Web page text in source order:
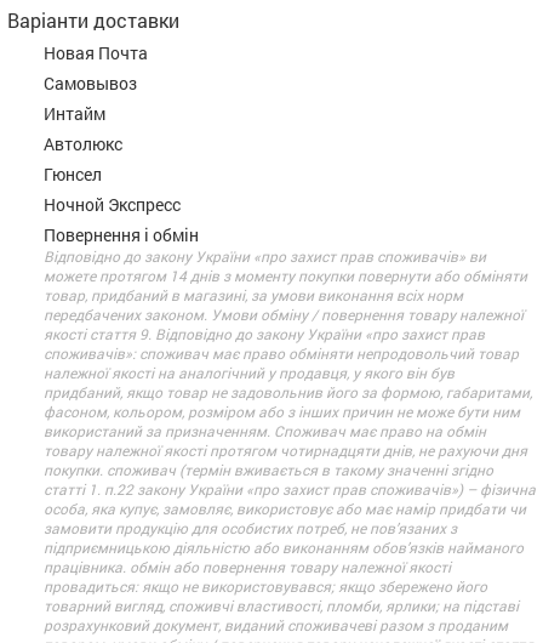
Варіанти доставки
Новая Почта
Самовывоз
Интайм
Автолюкс
Гюнсел
Ночной Экспресс
Повернення і обмін
Відповідно до закону України «про захист прав споживачів» ви
можете протягом 14 днів з моменту покупки повернути або обміняти
товар, придбаний в магазині, за умови виконання всіх норм
передбачених законом. Умови обміну / повернення товару належної
якості стаття 9. Відповідно до закону України «про захист прав
споживачів»: споживач має право обміняти непродовольчий товар
належної якості на аналогічний у продавця, у якого він був
придбаний, якщо товар не задовольнив його за формою, габаритами,
фасоном, кольором, розміром або з інших причин не може бути ним
використаний за призначенням. Споживач має право на обмін
товару належної якості протягом чотирнадцяти днів, не рахуючи дня
покупки. споживач (термін вживається в такому значенні згідно
статті 1. п.22 закону України «про захист прав споживачів») – фізична
особа, яка купує, замовляє, використовує або має намір придбати чи
замовити продукцію для особистих потреб, не пов’язаних з
підприємницькою діяльністю або виконанням обов’язків найманого
працівника. обмін або повернення товару належної якості
провадиться: якщо не використовувався; якщо збережено його
товарний вигляд, споживчі властивості, пломби, ярлики; на підставі
розрахунковий документ, виданий споживачеві разом з проданим